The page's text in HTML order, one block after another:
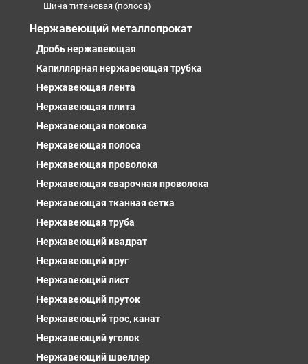
Шина титановая (полоса)
Нержавеющий металлопрокат
Дробь нержавеющая
Капиллярная нержавеющая трубка
Нержавеющая лента
Нержавеющая плита
Нержавеющая поковка
Нержавеющая полоса
Нержавеющая проволока
Нержавеющая сварочная проволока
Нержавеющая тканная сетка
Нержавеющая труба
Нержавеющий квадрат
Нержавеющий круг
Нержавеющий лист
Нержавеющий пруток
Нержавеющий трос, канат
Нержавеющий уголок
Нержавеющий швеллер